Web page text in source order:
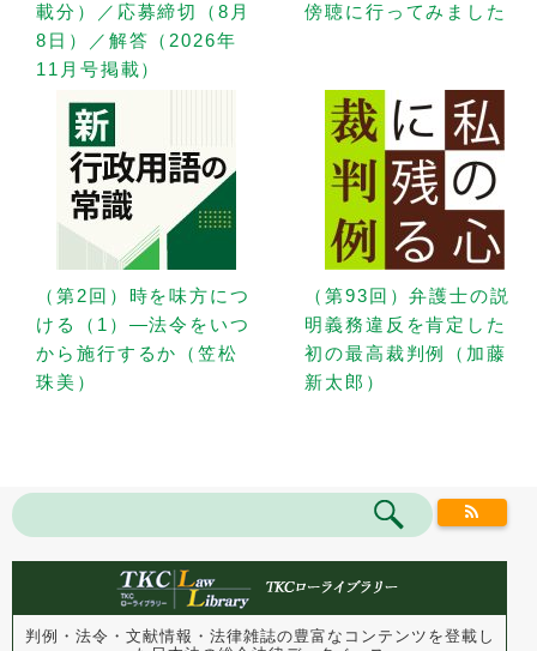
載分）／応募締切（8月
8日）／解答（2026年
11月号掲載）
傍聴に行ってみました
（第2回）時を味方につ
ける（1）—法令をいつ
から施行するか（笠松
珠美）
（第93回）弁護士の説
明義務違反を肯定した
初の最高裁判例（加藤
新太郎）
判例・法令・文献情報・法律雑誌の豊富なコンテンツを登載し